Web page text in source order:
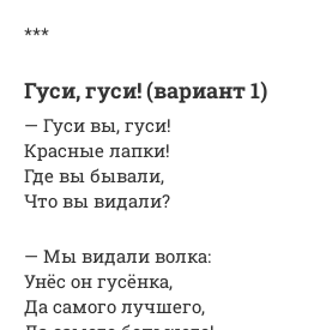
***
Гуси, гуси! (вариант 1)
— Гуси вы, гуси!
Красные лапки!
Где вы бывали,
Что вы видали?
— Мы видали волка:
Унёс он гусёнка,
Да самого лучшего,